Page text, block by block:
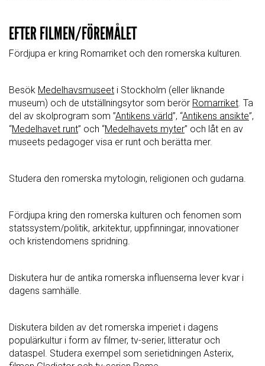
EFTER FILMEN/FÖREMÅLET
Fördjupa er kring Romarriket och den romerska kulturen.
Besök Medelhavsmuseet i Stockholm (eller liknande
museum) och de utställningsytor som berör Romarriket. Ta
del av skolprogram som ”Antikens värld”, “Antikens ansikte”,
“Medelhavet runt” och “Medelhavets myter” och låt en av
museets pedagoger visa er runt och berätta mer.
Studera den romerska mytologin, religionen och gudarna.
Fördjupa kring den romerska kulturen och fenomen som
statssystem/politik, arkitektur, uppfinningar, innovationer
och kristendomens spridning.
Diskutera hur de antika romerska influenserna lever kvar i
dagens samhälle.
Diskutera bilden av det romerska imperiet i dagens
populärkultur i form av filmer, tv-serier, litteratur och
dataspel. Studera exempel som serietidningen Asterix,